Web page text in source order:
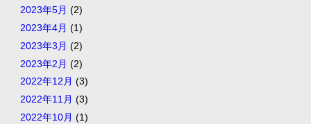
2023年5月 (2)
2023年4月 (1)
2023年3月 (2)
2023年2月 (2)
2022年12月 (3)
2022年11月 (3)
2022年10月 (1)